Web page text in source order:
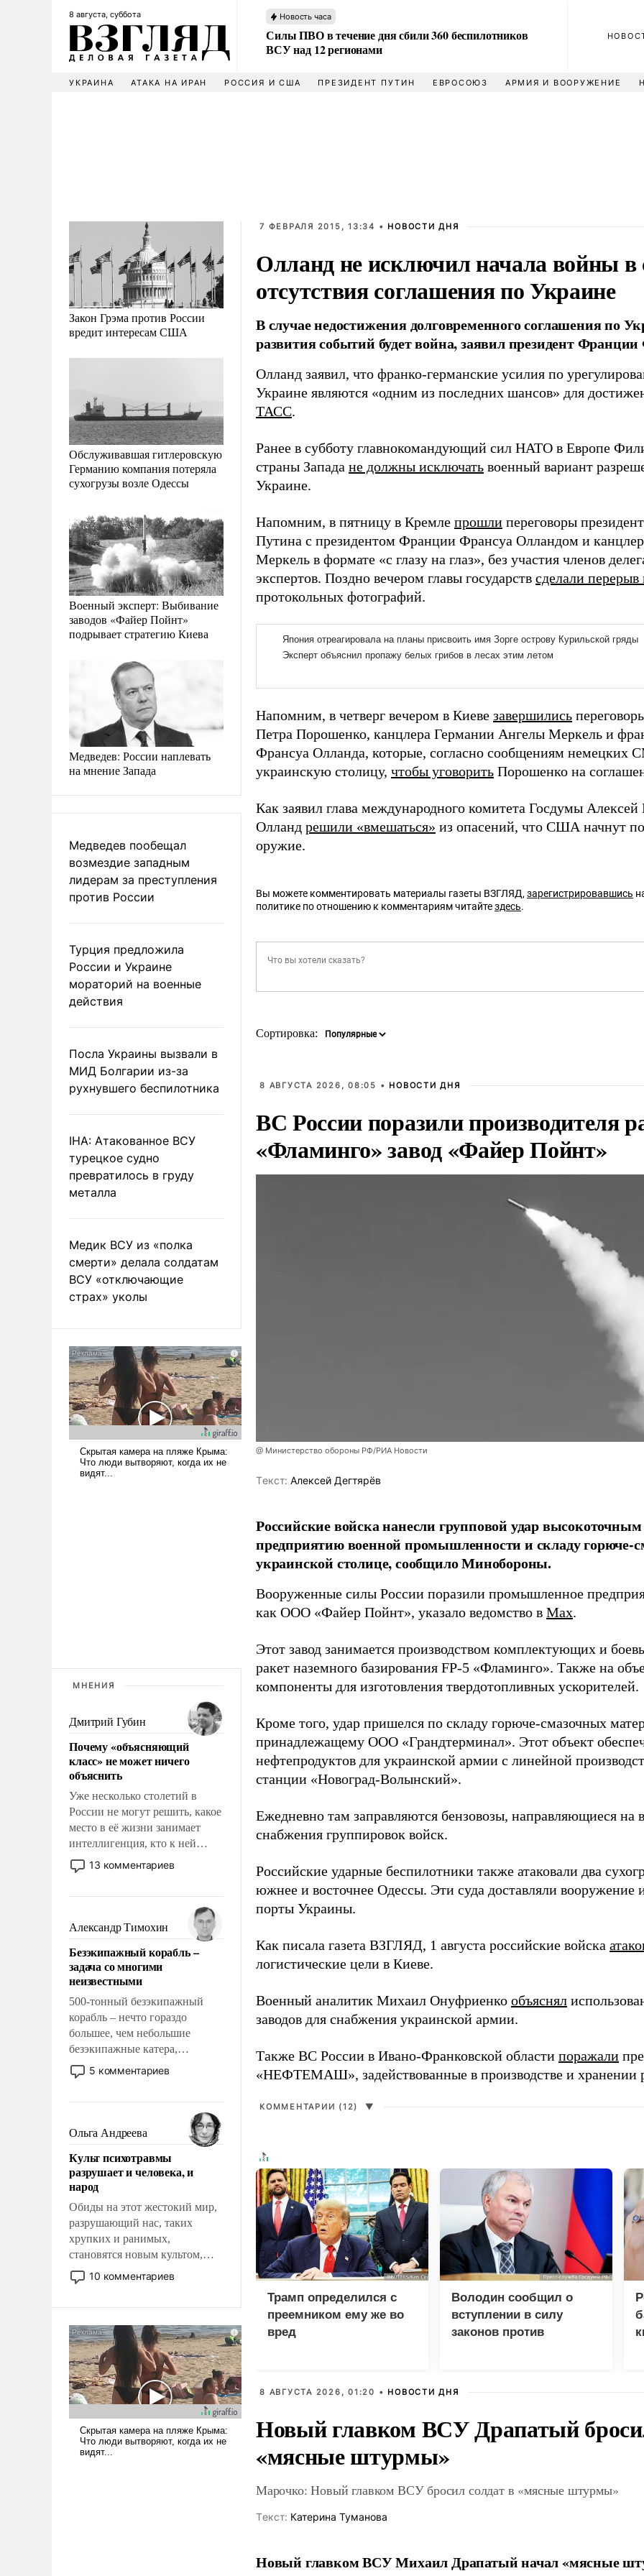
8 августа, суббота Новость часа
Силы ПВО в течение дня сбили 360 беспилотников
ВСУ над 12 регионами
УКРАИНА АТАКА НА ИРАН РОССИЯ И США ПРЕЗИДЕНТ ПУТИН ЕВРОСОЮЗ АРМИЯ И ВООРУЖЕНИЕ
Закон Грэма против России
вредит интересам США
Обслуживавшая гитлеровскую
Германию компания потеряла
сухогрузы возле Одессы
Военный эксперт: Выбивание
заводов «Файер Пойнт»
подрывает стратегию Киева
Медведев: России наплевать
на мнение Запада
Медведев пообещал
возмездие западным
лидерам за преступления
против России
Турция предложила
России и Украине
мораторий на военные
действия
Посла Украины вызвали в
МИД Болгарии из-за
рухнувшего беспилотника
IHA: Атакованное ВСУ
турецкое судно
превратилось в груду
металла
Медик ВСУ из «полка
смерти» делала солдатам
ВСУ «отключающие
страх» уколы
МНЕНИЯ
Дмитрий Губин
Почему «объясняющий
класс» не может ничего
объяснить
Уже несколько столетий в
России не могут решить, какое
место в её жизни занимает
интеллигенция, кто к ней
принадлежит, а кого из неё
исключили с правом
чем она отличается от просто
образованных людей. Иногда
казалось, что эти вопросы
решены раз и навсегда, но –
нет, не решены.
13 комментариев
Александр Тимохин
Безэкипажный корабль –
задача со многими
неизвестными
500-тонный безэкипажный
корабль – нечто гораздо
большее, чем небольшие
безэкипажные катера,
применение которых уже
стало обыденностью. Задача по
сложна и амбициозна. Однако
и ее реализация радикально
поднимет наши боевые
возможности.
5 комментариев
Ольга Андреева
Культ психотравмы
разрушает и человека, и
народ
Обиды на этот жестокий мир,
разрушающий нас, таких
хрупких и ранимых,
становятся новым культом,
постепенно вытесняя и
отменяя традиционное
ударами судьбы, брать на себя
ответственность, помогать
слабым, идти вперед и
адаптироваться.
10 комментариев
7 ФЕВРАЛЯ 2015, 13:34 • НОВОСТИ ДНЯ
Олланд не исключил начала войны в
отсутствия соглашения по Украине
В случае недостижения долговременного соглашения по
развития событий будет война, заявил президент
Олланд заявил, что франко-германские усилия по
Украине являются «одним из последних шансов» для
ТАСС.
Ранее в субботу главнокомандующий сил НАТО в Европе
страны Запада не должны исключать военный вариант
Украине.
Напомним, в пятницу в Кремле прошли переговоры
Путина с президентом Франции Франсуа Олландом и
Меркель в формате «с глазу на глаз», без участия членов
экспертов. Поздно вечером главы государств сделали перерыв
протокольных фотографий.
Напомним, в четверг вечером в Киеве завершились
Петра Порошенко, канцлера Германии Ангелы Меркель и
Франсуа Олланда, которые, согласно сообщениям немецких
украинскую столицу, чтобы уговорить Порошенко на
Как заявил глава международного комитета Госдумы
Олланд решили «вмешаться» из опасений, что США начнут
оружие.
Вы можете комментировать материалы газеты ВЗГЛЯД, зарегистрировавшись
политике по отношению к комментариям читайтездесь.
Сортировка:
8 АВГУСТА 2026, 08:05 • НОВОСТИ ДНЯ
ВС России поразили производителя
«Фламинго» завод «Файер Пойнт»
@ Министерство обороны РФ/РИА Новости
Tекст: Алексей Дегтярёв
Российские войска нанесли групповой удар
предприятию военной промышленности и складу горюче-
украинской столице, сообщило Минобороны.
Вооруженные силы России поразили промышленное
как ООО «Файер Пойнт», указало ведомство в Max.
Этот завод занимается производством комплектующих и
ракет наземного базирования FP-5 «Фламинго». Также на
компоненты для изготовления твердотопливных ускорителей.
Кроме того, удар пришелся по складу горюче-смазочных
принадлежащему ООО «Грандтерминал». Этот объект
нефтепродуктов для украинской армии с линейной
станции «Новоград-Волынский».
Ежедневно там заправляются бензовозы, направляющиеся на
снабжения группировок войск.
Российские ударные беспилотники также атаковали два
южнее и восточнее Одессы. Эти суда доставляли вооружение
порты Украины.
Как писала газета ВЗГЛЯД, 1 августа российские войска
логистические цели в Киеве.
Военный аналитик Михаил Онуфриенко объяснял
заводов для снабжения украинской армии.
Также ВС России в Ивано-Франковской области поражали
«НЕФТЕМАШ», задействованные в производстве и хранении
КОММЕНТАРИИ (12) ▼
Трамп определился с
преемником ему же во
вред
Володин сообщил о
вступлении в силу
законов против
8 АВГУСТА 2026, 01:20 • НОВОСТИ ДНЯ
Новый главком ВСУ Драпатый
«мясные штурмы»
Марочко: Новый главком ВСУ бросил солдат в «мясные штурмы»
Tекст: Катерина Туманова
Новый главком ВСУ Михаил Драпатый начал «мясные